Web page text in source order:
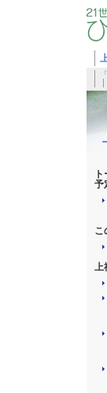
予
こ
上